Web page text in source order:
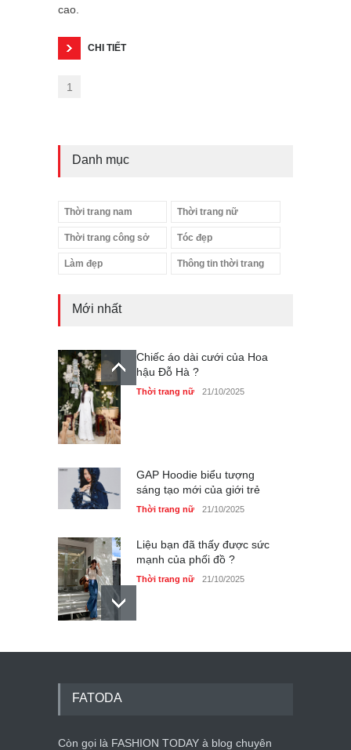
cao.
CHI TIẾT
1
Danh mục
Thời trang nam Thời trang nữ
Thời trang công sở Tóc đẹp
Làm đẹp Thông tin thời trang
Mới nhất
Chiếc áo dài cưới của Hoa
hậu Đỗ Hà ?
Thời trang nữ 21/10/2025
GAP Hoodie biểu tượng
sáng tạo mới của giới trẻ
Thời trang nữ 21/10/2025
Liệu bạn đã thấy được sức
mạnh của phối đồ ?
Thời trang nữ 21/10/2025
Dàn túi hiệu ‘ xịn sò’ của nữ
FATODA
Còn gọi là FASHION TODAY à blog chuyên